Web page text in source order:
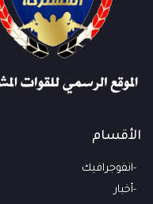
الأقسام
انفوجرافيك
أخبار